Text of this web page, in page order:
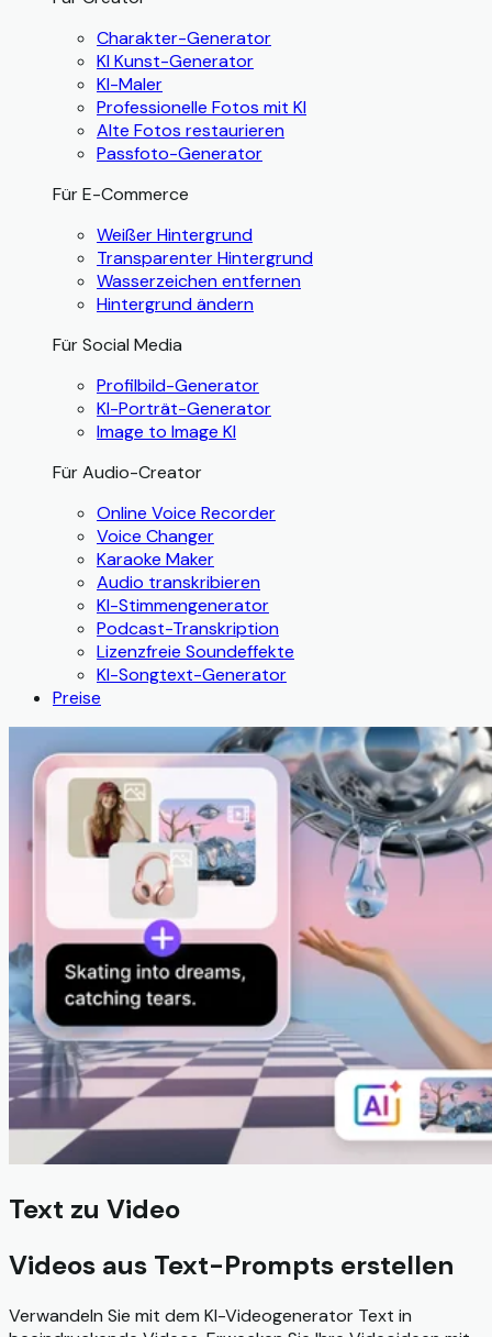
Charakter-Generator
KI Kunst-Generator
KI-Maler
Professionelle Fotos mit KI
Alte Fotos restaurieren
Passfoto-Generator
Für E-Commerce
Weißer Hintergrund
Transparenter Hintergrund
Wasserzeichen entfernen
Hintergrund ändern
Für Social Media
Profilbild-Generator
KI-Porträt-Generator
Image to Image KI
Für Audio-Creator
Online Voice Recorder
Voice Changer
Karaoke Maker
Audio transkribieren
KI-Stimmengenerator
Podcast-Transkription
Lizenzfreie Soundeffekte
KI-Songtext-Generator
Preise
Text zu Video
Videos aus Text-Prompts erstellen
Verwandeln Sie mit dem KI-Videogenerator Text in